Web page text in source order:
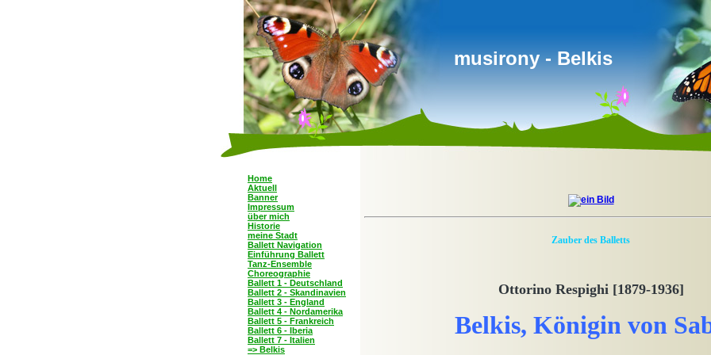
musirony - Belkis
Home
Aktuell
Banner
Impressum
über mich
Historie
meine Stadt
Ballett Navigation
Einführung Ballett
Tanz-Ensemble
Choreographie
Ballett 1 - Deutschland
Ballett 2 - Skandinavien
Ballett 3 - England
Ballett 4 - Nordamerika
Ballett 5 - Frankreich
Ballett 6 - Iberia
Ballett 7 - Italien
=> Belkis
Zauber des Balletts
Ottorino Respighi [1879-1936]
Belkis, Königin von